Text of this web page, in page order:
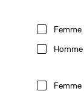
Femme
Homme
Femme